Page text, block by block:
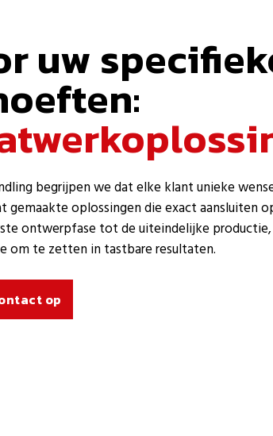
uw
begrijpen we dat elke klant unieke
gemaakte oplossingen die exact aansluiten
ontwerpfase tot de uiteindelijke
om te zetten in tastbare resultaten.
op